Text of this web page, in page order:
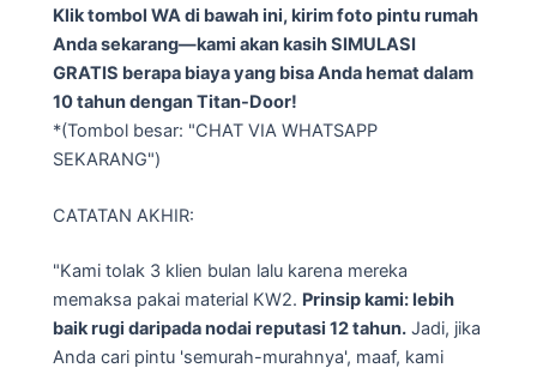
Klik tombol WA di bawah ini, kirim foto pintu rumah
Anda sekarang—kami akan kasih SIMULASI
GRATIS berapa biaya yang bisa Anda hemat dalam
10 tahun dengan Titan-Door!
*(Tombol besar: "CHAT VIA WHATSAPP
SEKARANG")
CATATAN AKHIR:
"Kami tolak 3 klien bulan lalu karena mereka
memaksa pakai material KW2. Prinsip kami: lebih
baik rugi daripada nodai reputasi 12 tahun. Jadi, jika
Anda cari pintu 'semurah-murahnya', maaf, kami